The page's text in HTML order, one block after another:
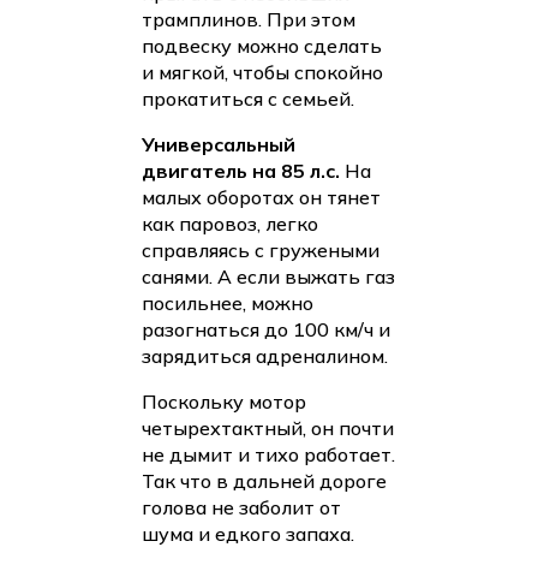
трамплинов. При этом
подвеску можно сделать
и мягкой, чтобы спокойно
прокатиться с семьей.
Универсальный
двигатель на 85 л.с. На
малых оборотах он тянет
как паровоз, легко
справляясь с гружеными
санями. А если выжать газ
посильнее, можно
разогнаться до 100 км/ч и
зарядиться адреналином.
Поскольку мотор
четырехтактный, он почти
не дымит и тихо работает.
Так что в дальней дороге
голова не заболит от
шума и едкого запаха.